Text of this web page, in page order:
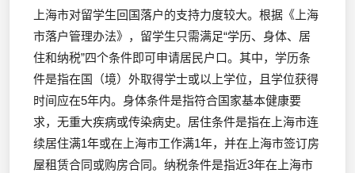
上海市对留学生回国落户的支持力度较大。根据《上海
市落户管理办法》，留学生只需满足“学历、身体、居
住和纳税”四个条件即可申请居民户口。其中，学历条
件是指在国（境）外取得学士或以上学位，且学位获得
时间应在5年内。身体条件是指符合国家基本健康要
求，无重大疾病或传染病史。居住条件是指在上海市连
续居住满1年或在上海市工作满1年，并在上海市签订房
屋租赁合同或购房合同。纳税条件是指近3年在上海市